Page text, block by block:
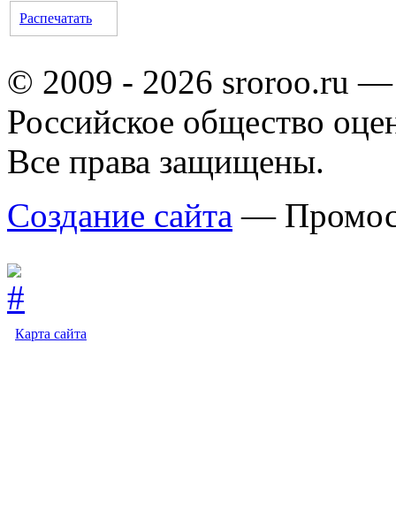
Распечатать
© 2009 - 2026 sroroo.ru —
Российское общество
Все права защищены.
Создание сайта —
Карта сайта